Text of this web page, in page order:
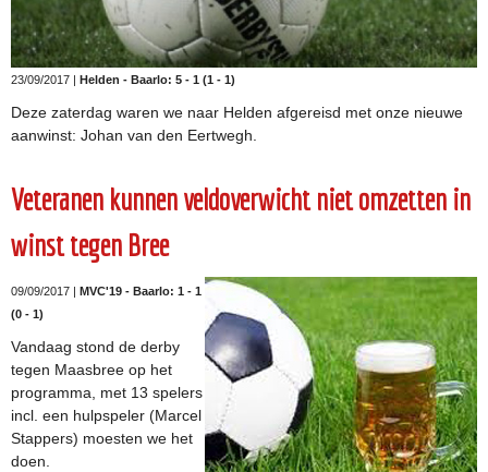
23/09/2017 | Helden - Baarlo: 5 - 1 (1 - 1)
Deze zaterdag waren we naar Helden afgereisd met onze nieuwe
aanwinst: Johan van den Eertwegh.
Veteranen kunnen veldoverwicht niet omzetten in
winst tegen Bree
09/09/2017 | MVC'19 - Baarlo: 1 - 1
(0 - 1)
Vandaag stond de derby
tegen Maasbree op het
programma, met 13 spelers
incl. een hulpspeler (Marcel
Stappers) moesten we het
doen.